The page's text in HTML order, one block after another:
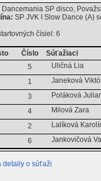
Dancemania SP disco,
SP JVK I Slow Dance (A)
čísiel: 6
Číslo
Súťažiaci
5
Uličná Lia
1
Janeková
3
Poláková
4
Milová Zara
2
Lalíková
6 Jankovičová
detaily o súťaži